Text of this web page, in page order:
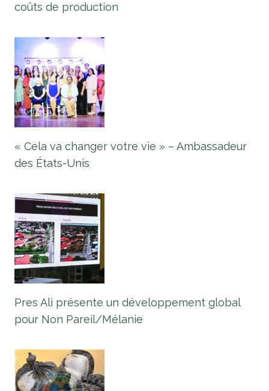
coûts de production
« Cela va changer votre vie » – Ambassadeur
des États-Unis
Pres Ali présente un développement global
pour Non Pareil/Mélanie